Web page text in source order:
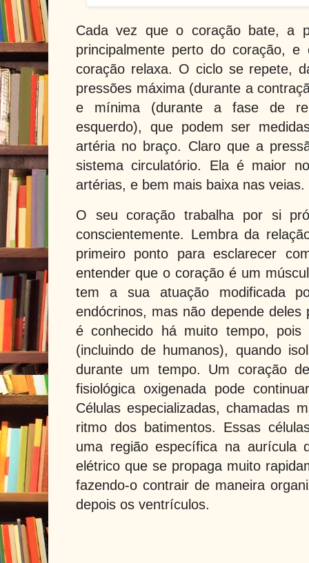
Cada vez que o coração bate, a
principalmente perto do coração,
coração relaxa. O ciclo se repete,
pressões máxima (durante a
e mínima (durante a fase de
esquerdo), que podem ser
artéria no braço. Claro que a
sistema circulatório. Ela é maior
artérias, e bem mais baixa nas veias.
O seu coração trabalha por si
conscientemente. Lembra da
primeiro ponto para esclarecer
entender que o coração é um
tem a sua atuação modificada
endócrinos, mas não depende
é conhecido há muito tempo, pois
(incluindo de humanos), quando
durante um tempo. Um coração
fisiológica oxigenada pode
Células especializadas, chamadas
ritmo dos batimentos. Essas
uma região específica na aurícula
elétrico que se propaga muito
fazendo-o contrair de maneira
depois os ventrículos.